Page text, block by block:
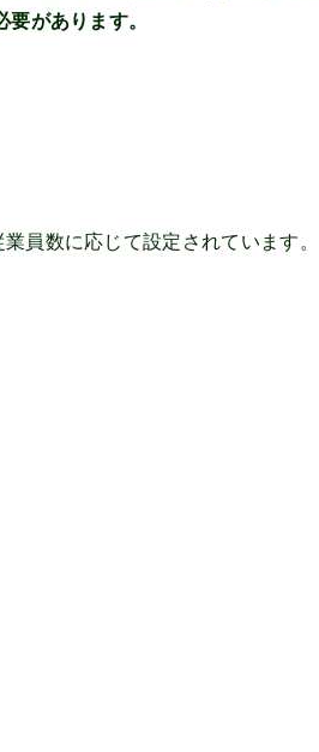
があります。
員数に応じて設定されています。